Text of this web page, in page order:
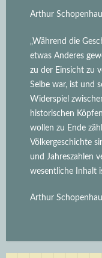
Arthur
„Während die
etwas Anderes
zu der Einsicht zu
Selbe war, ist und
Widerspiel
historischen
wollen zu Ende
Völkergeschichte
und Jahreszahlen
wesentliche Inhalt
Arthur